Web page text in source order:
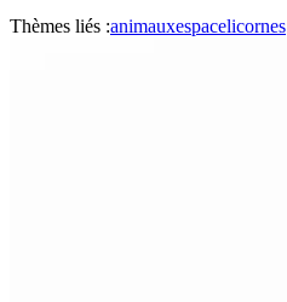
Thèmes liés :animauxespacelicornes